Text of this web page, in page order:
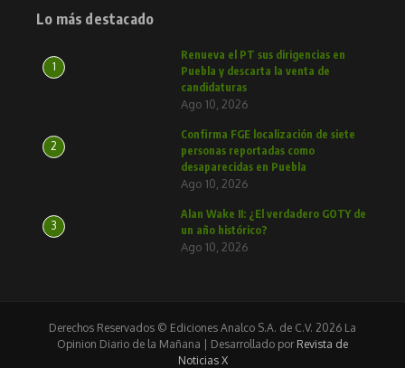
Lo más destacado
1
Renueva el PT sus dirigencias en
Puebla y descarta la venta de
candidaturas
Ago 10, 2026
2
Confirma FGE localización de siete
personas reportadas como
desaparecidas en Puebla
Ago 10, 2026
3
Alan Wake II: ¿El verdadero GOTY de
un año histórico?
Ago 10, 2026
Derechos Reservados © Ediciones Analco S.A. de C.V. 2026 La
Opinion Diario de la Mañana | Desarrollado por Revista de
Noticias X